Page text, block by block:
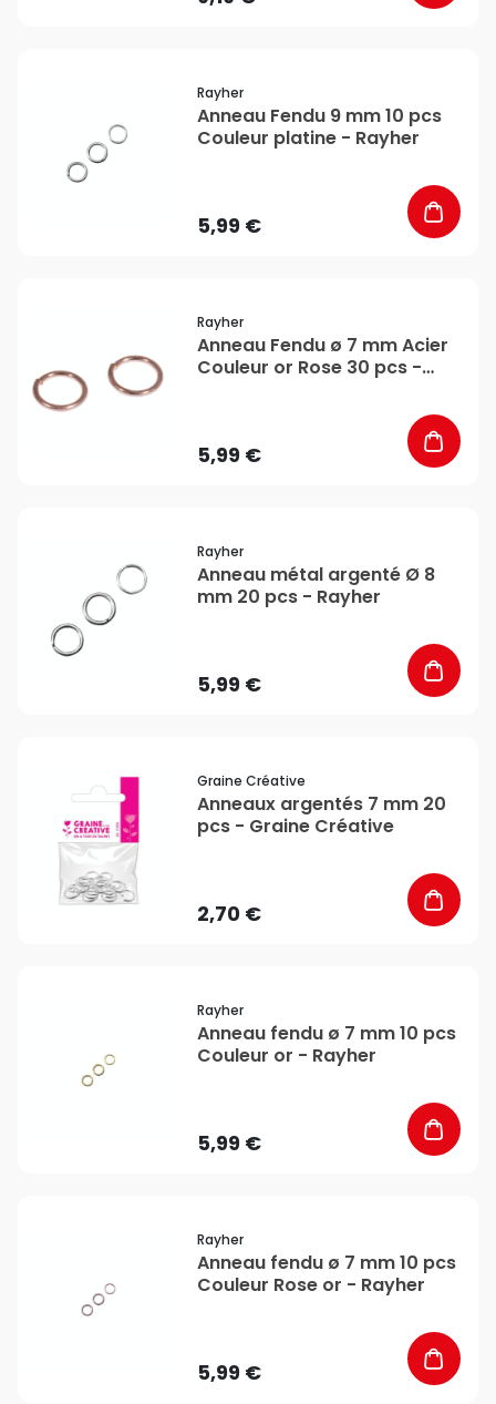
Rayher
Anneau Fendu 9 mm 10 pcs
Couleur platine - Rayher
5,99 €
Rayher
Anneau Fendu ø 7 mm Acier
Couleur or Rose 30 pcs -
5,99 €
Rayher
Anneau métal argenté Ø 8
mm 20 pcs - Rayher
5,99 €
Graine Créative
Anneaux argentés 7 mm 20
pcs - Graine Créative
2,70 €
Rayher
Anneau fendu ø 7 mm 10 pcs
Couleur or - Rayher
5,99 €
Rayher
Anneau fendu ø 7 mm 10 pcs
Couleur Rose or - Rayher
5,99 €